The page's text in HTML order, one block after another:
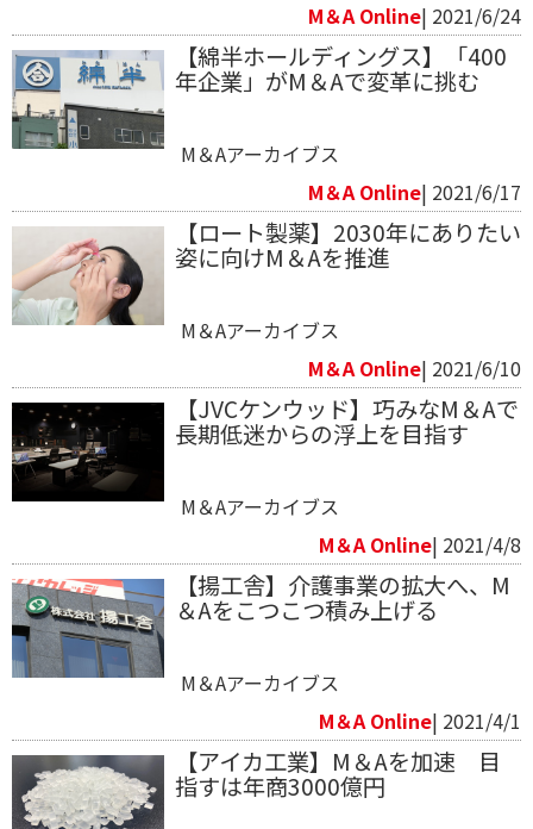
M＆A Online| 2021/6/24
【綿半ホールディングス】「400
年企業」がM＆Aで変革に挑む
M＆Aアーカイブス
M＆A Online| 2021/6/17
【ロート製薬】2030年にありたい
姿に向けM＆Aを推進
M＆Aアーカイブス
M＆A Online| 2021/6/10
【JVCケンウッド】巧みなM＆Aで
長期低迷からの浮上を目指す
M＆Aアーカイブス
M＆A Online| 2021/4/8
【揚工舎】介護事業の拡大へ、M
＆Aをこつこつ積み上げる
M＆Aアーカイブス
M＆A Online| 2021/4/1
【アイカ工業】M＆Aを加速 目
指すは年商3000億円